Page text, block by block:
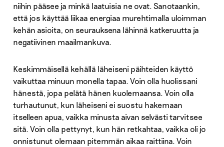
niihin pääsee ja minkä laatuisia ne ovat. Sanotaankin,
että jos käyttää liikaa energiaa murehtimalla uloimman
kehän asioita, on seurauksena lähinnä katkeruutta ja
negatiivinen maailmankuva.
Keskimmäisellä kehällä läheiseni päihteiden käyttö
vaikuttaa minuun monella tapaa. Voin olla huolissani
hänestä, jopa pelätä hänen kuolemaansa. Voin olla
turhautunut, kun läheiseni ei suostu hakemaan
itselleen apua, vaikka minusta aivan selvästi tarvitsee
sitä. Voin olla pettynyt, kun hän retkahtaa, vaikka oli jo
onnistunut olemaan pitemmän aikaa raittiina. Voin